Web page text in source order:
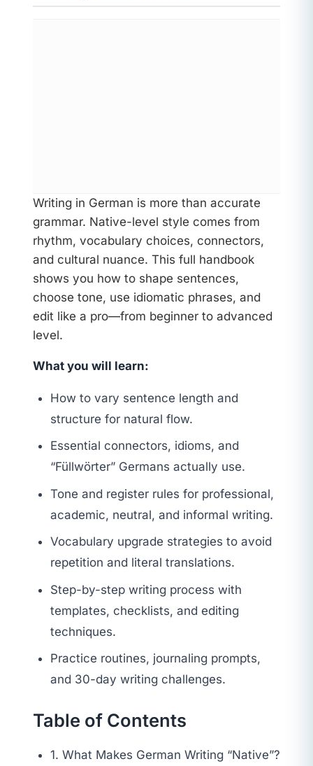
Writing in German is more than accurate
grammar. Native-level style comes from
rhythm, vocabulary choices, connectors,
and cultural nuance. This full handbook
shows you how to shape sentences,
choose tone, use idiomatic phrases, and
edit like a pro—from beginner to advanced
level.
What you will learn:
How to vary sentence length and
structure for natural flow.
Essential connectors, idioms, and
“Füllwörter” Germans actually use.
Tone and register rules for professional,
academic, neutral, and informal writing.
Vocabulary upgrade strategies to avoid
repetition and literal translations.
Step-by-step writing process with
templates, checklists, and editing
techniques.
Practice routines, journaling prompts,
and 30-day writing challenges.
Table of Contents
1. What Makes German Writing “Native”?